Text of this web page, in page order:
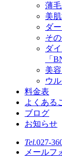
薄
美
ダ
そ
ダ
「
美
ウ
料金表
よくある
ブログ
お知らせ
Tel.027-
メールフ